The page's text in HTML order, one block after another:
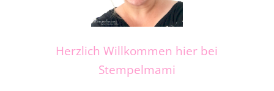
Herzlich Willkommen hier bei
Stempelmami